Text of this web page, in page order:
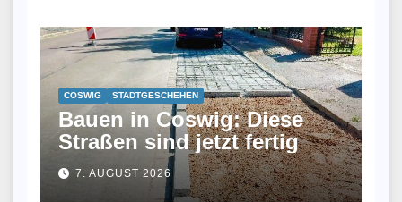
Winzerin
COSWIG STADTGESCHEHEN
Bauen in Coswig: Diese
Straßen sind jetzt fertig
7. AUGUST 2026